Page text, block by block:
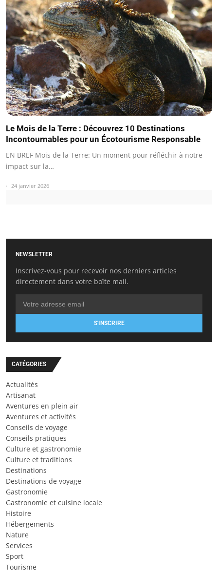
Le Mois de la Terre : Découvrez 10 Destinations
Incontournables pour un Écotourisme Responsable
EN BREF Mois de la Terre: Un moment pour réfléchir à notre
impact sur la…
24 janvier 2026
NEWSLETTER
Inscrivez-vous pour recevoir nos derniers articles
directement dans votre boîte mail.
S'INSCRIRE
CATÉGORIES
Actualités
Artisanat
Aventures en plein air
Aventures et activités
Conseils de voyage
Conseils pratiques
Culture et gastronomie
Culture et traditions
Destinations
Destinations de voyage
Gastronomie
Gastronomie et cuisine locale
Histoire
Hébergements
Nature
Services
Sport
Tourisme